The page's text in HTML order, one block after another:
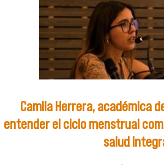
Camila Herrera, académica
entender el ciclo menstrual
salud